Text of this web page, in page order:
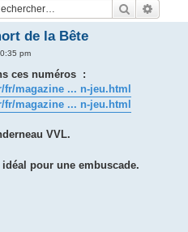
Rechercher
de la Bête
pm
ces numéros :
magazine ... n-jeu.html
magazine ... n-jeu.html
VVL.
pour une embuscade.